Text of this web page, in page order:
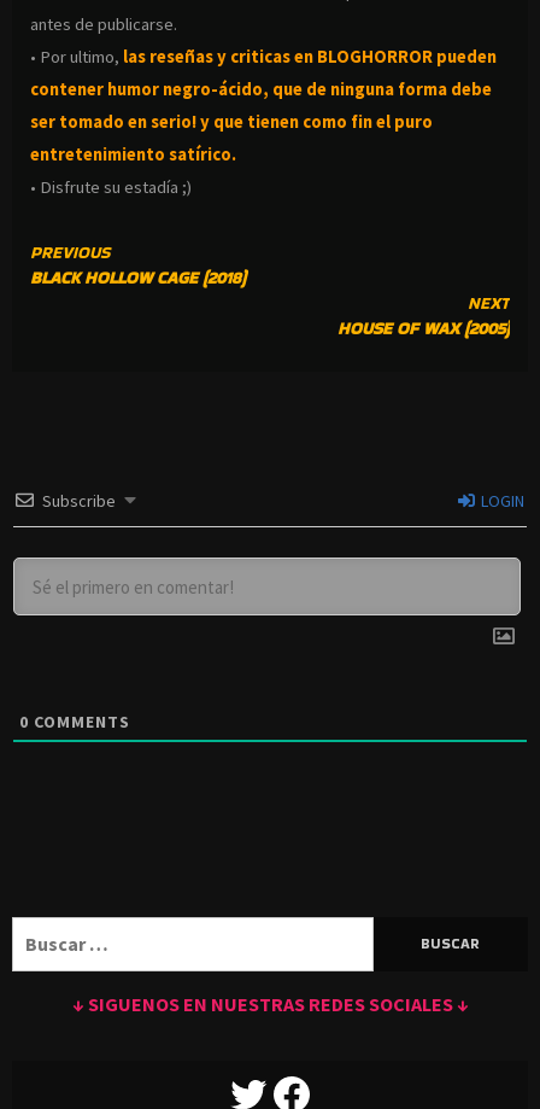
antes de publicarse.
• Por ultimo, las reseñas y criticas en BLOGHORROR pueden
contener humor negro-ácido, que de ninguna forma debe
ser tomado en serio! y que tienen como fin el puro
entretenimiento satírico.
• Disfrute su estadía ;)
CONTINUE
READING
PREVIOUS
BLACK HOLLOW CAGE (2018)
NEXT
HOUSE OF WAX (2005)
Subscribe LOGIN
0 COMMENTS
↓ SIGUENOS EN NUESTRAS REDES SOCIALES ↓
TWITTERFACEBOOK